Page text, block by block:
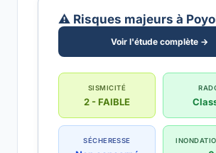
⚠️ Risques majeurs à
Voir l'étude complète →
SISMICITÉ
2 - FAIBLE
SÉCHERESSE